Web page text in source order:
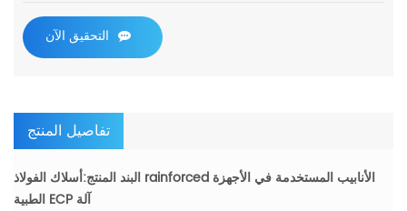
التحقيق الآن
تفاصيل المنتج
البند المنتج:أسلاك الفولاذ rainforced الأنابيب المستخدمة في الأجهزة
الطبية ECP آلة